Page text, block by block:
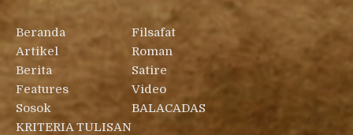
Beranda
Artikel
Berita
Features
Sosok
KRITERIA TULISAN
Filsafat
Roman
Satire
Video
BALACADAS